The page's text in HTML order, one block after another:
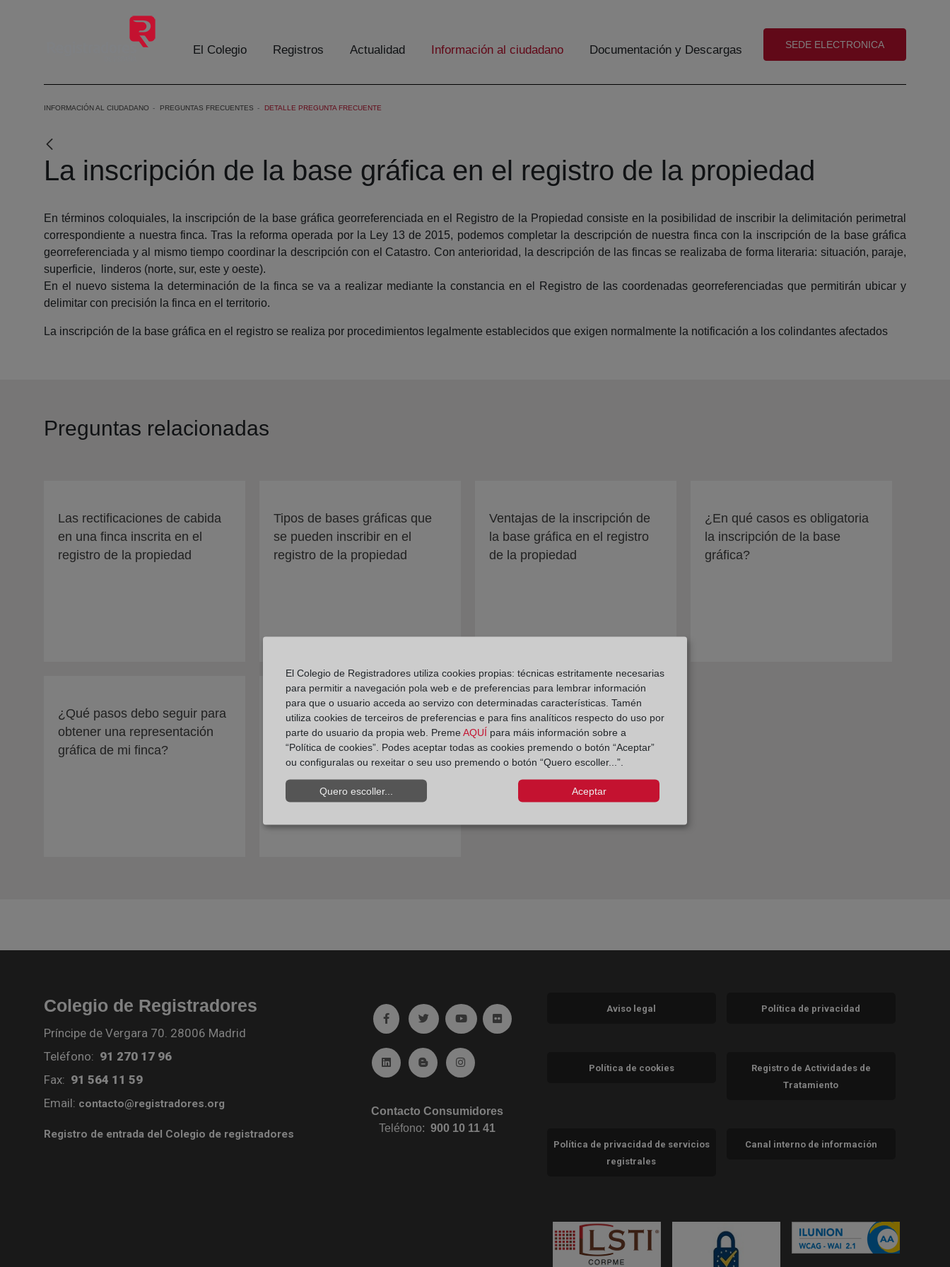
El Colegio Registros Actualidad Información al ciudadano Documentación y Descargas (abre en nueva ventana)
SEDE ELECTRONICA
INFORMACIÓN AL CIUDADANO PREGUNTAS FRECUENTES DETALLE PREGUNTA FRECUENTE
La inscripción de la base gráfica en el registro de la propiedad
En términos coloquiales, la inscripción de la base gráfica georreferenciada en el Registro de la Propiedad consiste en la posibilidad de inscribir la delimitación perimetral
correspondiente a nuestra finca. Tras la reforma operada por la Ley 13 de 2015, podemos completar la descripción de nuestra finca con la inscripción de la base gráfica
georreferenciada y al mismo tiempo coordinar la descripción con el Catastro. Con anterioridad, la descripción de las fincas se realizaba de forma literaria: situación, paraje,
superficie, linderos (norte, sur, este y oeste).
En el nuevo sistema la determinación de la finca se va a realizar mediante la constancia en el Registro de las coordenadas georreferenciadas que permitirán ubicar y
delimitar con precisión la finca en el territorio.
La inscripción de la base gráfica en el registro se realiza por procedimientos legalmente establecidos que exigen normalmente la notificación a los colindantes afectados
Preguntas relacionadas
Las rectificaciones de cabida
en una finca inscrita en el
registro de la propiedad
Tipos de bases gráficas que
se pueden inscribir en el
registro de la propiedad
Ventajas de la inscripción de
la base gráfica en el registro
de la propiedad
¿En qué casos es obligatoria
la inscripción de la base
gráfica?
¿Qué pasos debo seguir para
obtener una representación
gráfica de mi finca?
¿Cómo puedo obtener las
coordenadas de la inscripción
gráfica de una finca en el
registro?
Colegio de Registradores
Príncipe de Vergara 70. 28006 Madrid
Teléfono: 91 270 17 96
Fax: 91 564 11 59
Email: contacto@registradores.org
Registro de entrada del Colegio de registradores
Ir a facebook (abre en ventana nueva)
Ir a twitter (abre en ventana nueva)
Ir a YouTube (abre en ventana nueva)
Ir a Flickr (abre en ventana nueva)
Ir a Linkedin (abre en ventana nueva)
Ir al Blog (abre en ventana nueva)
Ir a Instagram (abre en ventana nueva)
Contacto Consumidores
Teléfono:900 10 11 41
Aviso legal Política de privacidad
Política de cookies
Registro de Actividades de
Tratamiento
Política de privacidad de servicios
registrales
Canal interno de información
El Colegio de Registradores utiliza cookies propias: técnicas estritamente necesarias
para permitir a navegación pola web e de preferencias para lembrar información
para que o usuario acceda ao servizo con determinadas características. Tamén
utiliza cookies de terceiros de preferencias e para fins analíticos respecto do uso por
parte do usuario da propia web. Preme AQUÍ para máis información sobre a
“Política de cookies”. Podes aceptar todas as cookies premendo o botón “Aceptar”
ou configuralas ou rexeitar o seu uso premendo o botón “Quero escoller...”.
Quero escoller... Aceptar